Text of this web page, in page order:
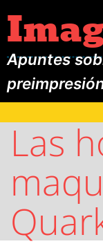
Apuntes
Las